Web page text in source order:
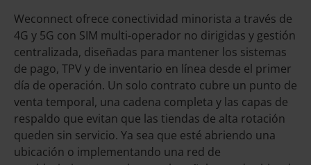
Weconnect ofrece conectividad minorista a través de
4G y 5G con SIM multi-operador no dirigidas y gestión
centralizada, diseñadas para mantener los sistemas
de pago, TPV y de inventario en línea desde el primer
día de operación. Un solo contrato cubre un punto de
venta temporal, una cadena completa y las capas de
respaldo que evitan que las tiendas de alta rotación
queden sin servicio. Ya sea que esté abriendo una
ubicación o implementando una red de